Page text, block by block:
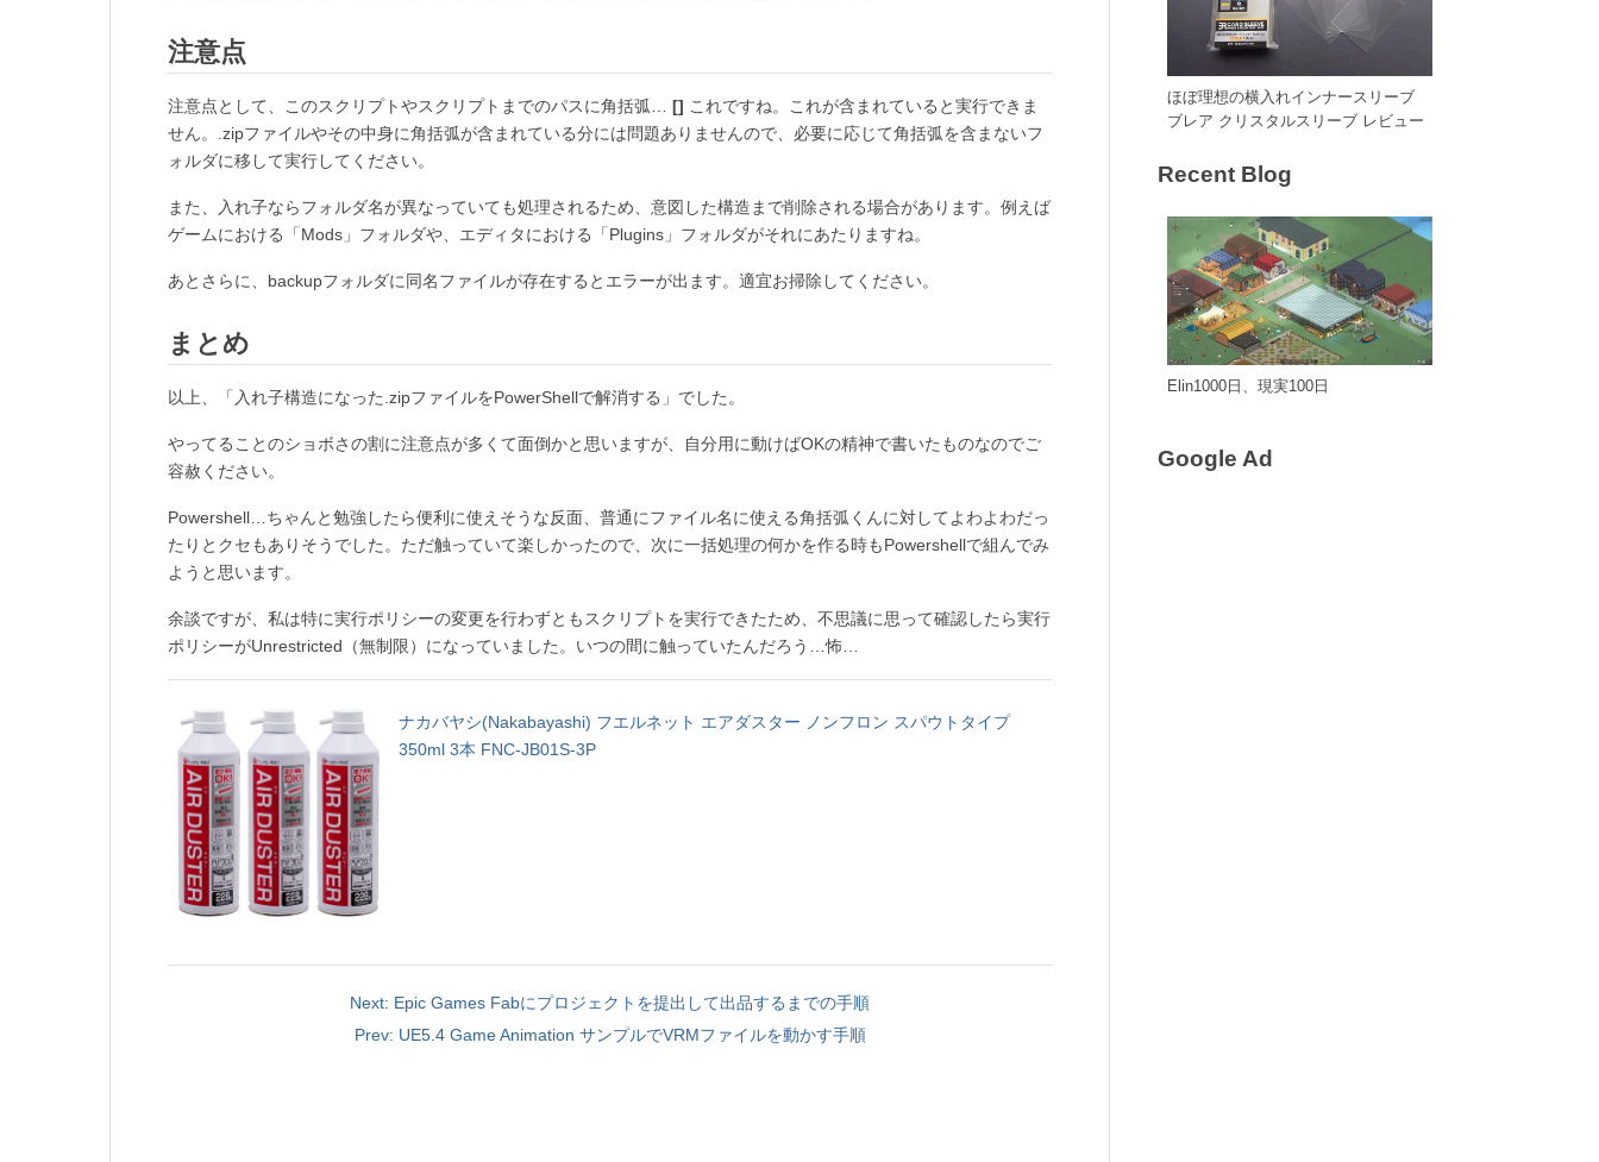
注意点
注意点として、このスクリプトやスクリプトまでのパスに角括弧… [] これですね。これが含まれていると実行できま
せん。.zipファイルやその中身に角括弧が含まれている分には問題ありませんので、必要に応じて角括弧を含まないフ
ォルダに移して実行してください。
また、入れ子ならフォルダ名が異なっていても処理されるため、意図した構造まで削除される場合があります。例えば
ゲームにおける「Mods」フォルダや、エディタにおける「Plugins」フォルダがそれにあたりますね。
あとさらに、backupフォルダに同名ファイルが存在するとエラーが出ます。適宜お掃除してください。
まとめ
以上、「入れ子構造になった.zipファイルをPowerShellで解消する」でした。
やってることのショボさの割に注意点が多くて面倒かと思いますが、自分用に動けばOKの精神で書いたものなのでご
容赦ください。
Powershell…ちゃんと勉強したら便利に使えそうな反面、普通にファイル名に使える角括弧くんに対してよわよわだっ
たりとクセもありそうでした。ただ触っていて楽しかったので、次に一括処理の何かを作る時もPowershellで組んでみ
ようと思います。
余談ですが、私は特に実行ポリシーの変更を行わずともスクリプトを実行できたため、不思議に思って確認したら実行
ポリシーがUnrestricted（無制限）になっていました。いつの間に触っていたんだろう…怖…
ナカバヤシ(Nakabayashi) フエルネット エアダスター ノンフロン スパウトタイプ
350ml 3本 FNC-JB01S-3P
Next: Epic Games Fabにプロジェクトを提出して出品するまでの手順
Prev: UE5.4 Game Animation サンプルでVRMファイルを動かす手順
ほぼ理想の横入れインナースリーブ
ブレア クリスタルスリーブ レビュー
Recent Blog
Elin1000日、現実100日
Google Ad